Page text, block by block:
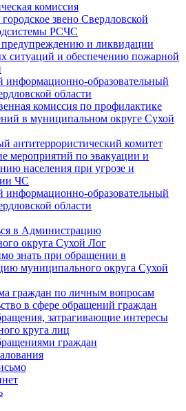
комиссия
звено Свердловской
РСЧС
и ликвидации
ситуаций и обеспечению пожарной
информационно-образовательный
области
комиссия по профилактике
в муниципальном округе Сухой
антитеррористический комитет
мероприятий по эвакуации и
населения при угрозе и
ЧС
информационно-образовательный
области
в Администрацию
округа Сухой Лог
знать при обращении в
муниципального округа Сухой
граждан по личным вопросам
в сфере обращений граждан
затрагивающие интересы
круга лиц
граждан